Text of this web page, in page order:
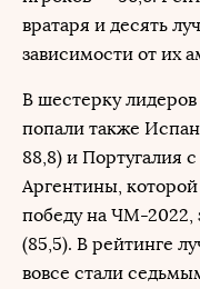
вратаря и десять
зависимости от их
В шестерку
попали также
88,8) и Португалия
Аргентины,
победу на ЧМ-2022,
(85,5). В рейтинге
вовсе стали